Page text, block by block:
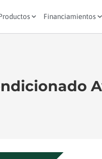
Financiamientos